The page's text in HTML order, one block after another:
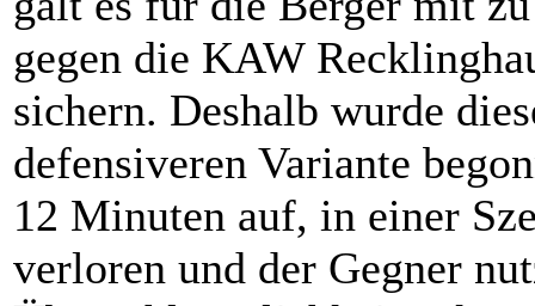
gegen die KAW
sichern. Deshalb wurde
defensiveren Variante
12 Minuten auf, in einer
verloren und der Gegner